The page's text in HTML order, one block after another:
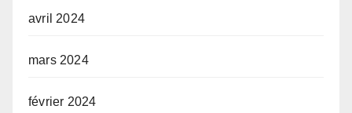
avril 2024
mars 2024
février 2024